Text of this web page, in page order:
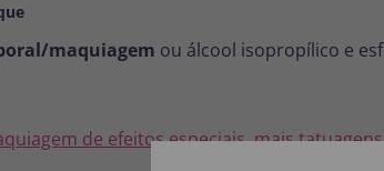
maquiagem ou álcool isopropílico e
de efeitos especiais, mais